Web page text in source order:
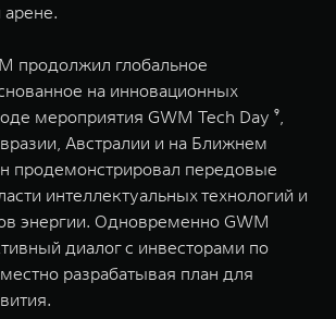
продолжил глобальное
на инновационных
мероприятия GWM Tech Day ⁹,
Австралии и на Ближнем
продемонстрировал передовые
интеллектуальных технологий и
энергии. Одновременно GWM
диалог с инвесторами по
разрабатывая план для